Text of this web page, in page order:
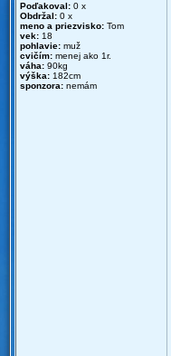
Poďakoval: 0 x
Obdržal: 0 x
meno a priezvisko: Tom
vek: 18
pohlavie: muž
cvičím: menej ako 1r.
váha: 90kg
výška: 182cm
sponzora: nemám